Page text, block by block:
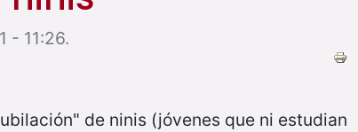
- 11:26.
de ninis (jóvenes que ni estudian